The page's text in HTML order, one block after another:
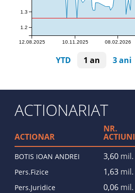
12.08.2025 10.11.2025 08.02.2026
1.2
1.3
YTD 1 an 3 ani
ACTIONARIAT
ACTIONAR
NR.
ACTIUNI
BOTIS IOAN ANDREI 3,60 mil.
Pers.Fizice 1,63 mil.
Pers.Juridice 0,06 mil.